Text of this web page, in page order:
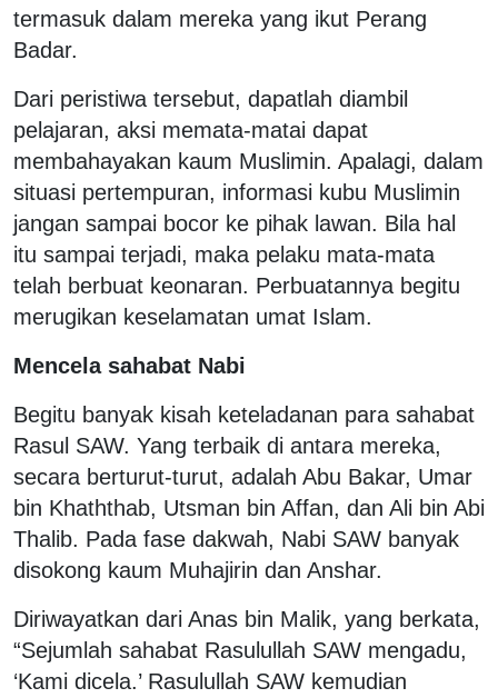
termasuk dalam mereka yang ikut Perang
Badar.
Dari peristiwa tersebut, dapatlah diambil
pelajaran, aksi memata-matai dapat
membahayakan kaum Muslimin. Apalagi, dalam
situasi pertempuran, informasi kubu Muslimin
jangan sampai bocor ke pihak lawan. Bila hal
itu sampai terjadi, maka pelaku mata-mata
telah berbuat keonaran. Perbuatannya begitu
merugikan keselamatan umat Islam.
Mencela sahabat Nabi
Begitu banyak kisah keteladanan para sahabat
Rasul SAW. Yang terbaik di antara mereka,
secara berturut-turut, adalah Abu Bakar, Umar
bin Khaththab, Utsman bin Affan, dan Ali bin Abi
Thalib. Pada fase dakwah, Nabi SAW banyak
disokong kaum Muhajirin dan Anshar.
Diriwayatkan dari Anas bin Malik, yang berkata,
“Sejumlah sahabat Rasulullah SAW mengadu,
‘Kami dicela.’ Rasulullah SAW kemudian